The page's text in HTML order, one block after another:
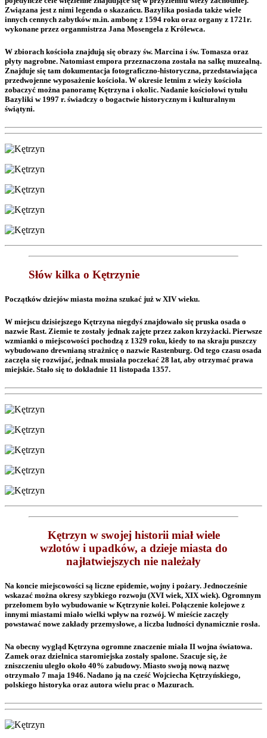
Związana jest z nimi legenda o skazańcu. Bazylika posiada także wiele
innych cennych zabytków m.in. ambonę z 1594 roku oraz organy z 1721r.
wykonane przez organmistrza Jana Mosengela z Królewca.
W zbiorach kościoła znajdują się obrazy św. Marcina i św. Tomasza oraz
płyty nagrobne. Natomiast empora przeznaczona została na salkę muzealną.
Znajduje się tam dokumentacja fotograficzno-historyczna, przedstawiająca
przedwojenne wyposażenie kościoła. W okresie letnim z wieży kościoła
zobaczyć można panoramę Kętrzyna i okolic. Nadanie kościołowi tytułu
Bazyliki w 1997 r. świadczy o bogactwie historycznym i kulturalnym
świątyni.
Słów kilka o Kętrzynie
Początków dziejów miasta można szukać już w XIV wieku.
W miejscu dzisiejszego Kętrzyna niegdyś znajdowało się pruska osada o
nazwie Rast. Ziemie te zostały jednak zajęte przez zakon krzyżacki. Pierwsze
wzmianki o miejscowości pochodzą z 1329 roku, kiedy to na skraju puszczy
wybudowano drewnianą strażnicę o nazwie Rastenburg. Od tego czasu osada
zaczęła się rozwijać, jednak musiała poczekać 28 lat, aby otrzymać prawa
miejskie. Stało się to dokładnie 11 listopada 1357.
Kętrzyn w swojej historii miał wiele
wzlotów i upadków, a dzieje miasta do
najłatwiejszych nie należały
Na koncie miejscowości są liczne epidemie, wojny i pożary. Jednocześnie
wskazać można okresy szybkiego rozwoju (XVI wiek, XIX wiek). Ogromnym
przełomem było wybudowanie w Kętrzynie kolei. Połączenie kolejowe z
innymi miastami miało wielki wpływ na rozwój. W mieście zaczęły
powstawać nowe zakłady przemysłowe, a liczba ludności dynamicznie rosła.
Na obecny wygląd Kętrzyna ogromne znaczenie miała II wojna światowa.
Zamek oraz dzielnica staromiejska zostały spalone. Szacuje się, że
zniszczeniu uległo około 40% zabudowy. Miasto swoją nową nazwę
otrzymało 7 maja 1946. Nadano ją na cześć Wojciecha Kętrzyńskiego,
polskiego historyka oraz autora wielu prac o Mazurach.